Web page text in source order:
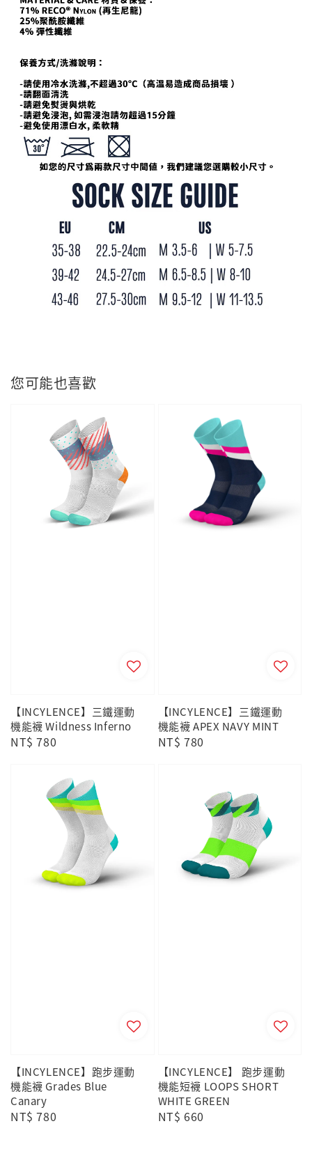
您可能也喜歡
【INCYLENCE】三鐵運動
機能襪 Wildness Inferno
Regular
NT$ 780
【INCYLENCE】三鐵運動
機能襪 APEX NAVY MINT
Regular
NT$ 780
【INCYLENCE】跑步運動
機能襪 Grades Blue
Canary
Regular
NT$ 780
【INCYLENCE】 跑步運動
機能短襪 LOOPS SHORT
WHITE GREEN
Regular
NT$ 660